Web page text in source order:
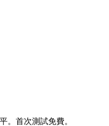
。首次測試免費。